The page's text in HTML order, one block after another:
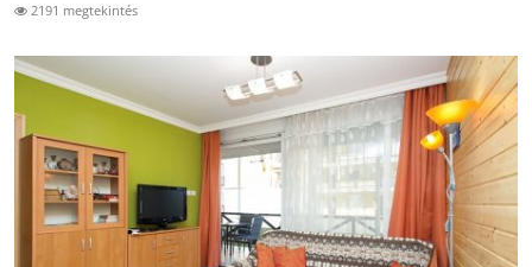
2191 megtekintés